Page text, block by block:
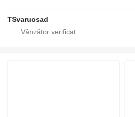
TSvaruosad